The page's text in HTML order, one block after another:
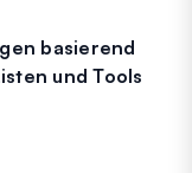
basierend
und Tools